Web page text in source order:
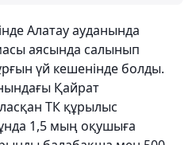
Алатау ауданында
аясында салынып
үй кешенінде болды.
Қайрат
ТК құрылыс
1,5 мың оқушыға